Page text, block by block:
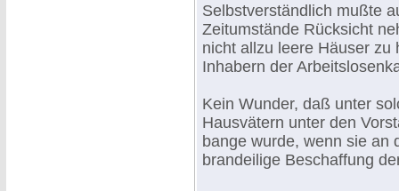
Selbstverständlich mußte
Zeitumstände Rücksicht
nicht allzu leere Häuser zu
Inhabern der
Kein Wunder, daß unter
Hausvätern unter den
bange wurde, wenn sie an
brandeilige Beschaffung